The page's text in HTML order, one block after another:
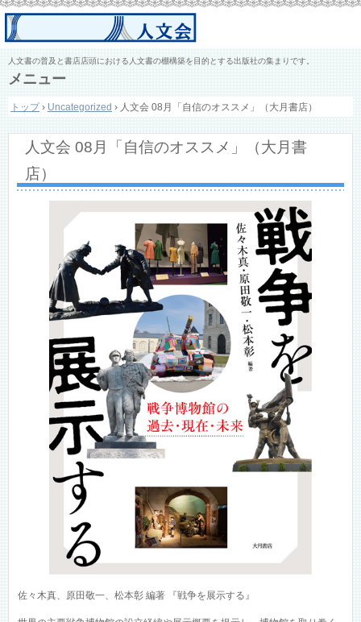
人文書の普及と書店店頭における人文書の棚構築を目的とする出版社の集まりです。
メニュー
ン
ン
キ
トップ › Uncategorized › 人文会 08月「自信のオススメ」（大月書店）
人文会 08月「自信のオススメ」（大月書
店）
佐々木真、原田敬一、松本彰 編著 『戦争を展示する』